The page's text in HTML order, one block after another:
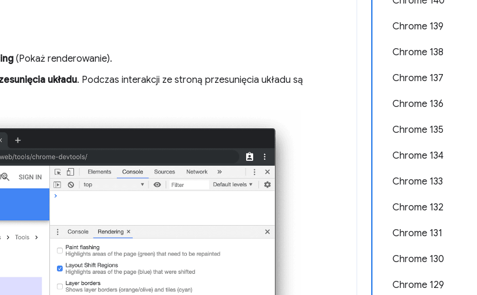
Chrome 139
Chrome 138
Chrome 137
Chrome 136
Chrome 135
Chrome 134
Chrome 133
Chrome 132
Chrome 131
Chrome 130
Chrome 129
(Pokaż renderowanie).
układu. Podczas interakcji ze stroną przesunięcia układu są